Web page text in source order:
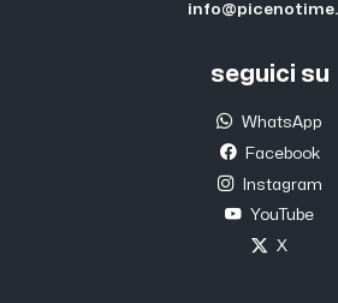
seguici su
WhatsApp
Facebook
Instagram
YouTube
X